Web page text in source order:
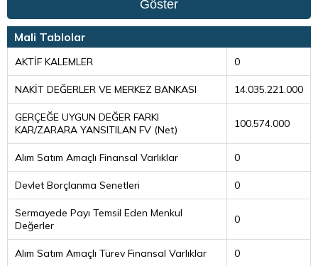
Göster
Mali Tablolar
AKTİF KALEMLER 0
NAKİT DEĞERLER VE MERKEZ BANKASI 14.035.221.000
GERÇEĞE UYGUN DEĞER FARKI
KAR/ZARARA YANSITILAN FV (Net)
100.574.000
Alım Satım Amaçlı Finansal Varlıklar 0
Devlet Borçlanma Senetleri 0
Sermayede Payı Temsil Eden Menkul
Değerler
0
Alım Satım Amaçlı Türev Finansal Varlıklar 0